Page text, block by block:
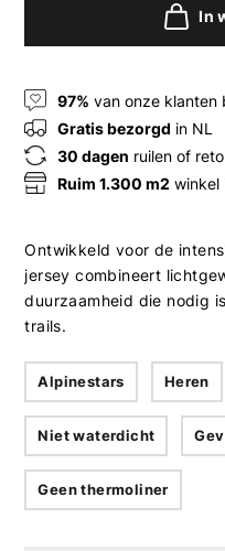
In
97% van onze klanten
Gratis bezorgd in NL
30 dagen ruilen of
Ruim 1.300 m2 winkel
Ontwikkeld voor de
jersey combineert
duurzaamheid die nodig
trails.
Alpinestars Heren
Niet waterdicht
Geen thermoliner